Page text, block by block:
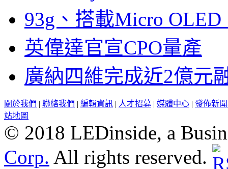
93g、搭載Micro
英偉達官宣CPO量產
廣納四維完成近2億元
關於我們 | 聯絡我們 | 編輯資訊 | 人才招募 | 媒體中心 | 發佈新
站地圖
© 2018 LEDinside, a
Corp. All rights reserved.